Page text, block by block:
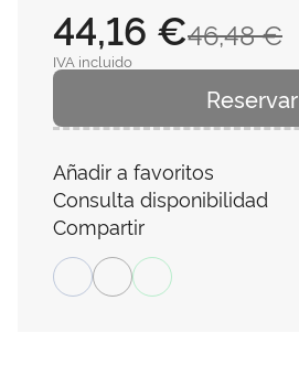
46,48 €
44,16 €
IVA incluido
Reservar
Añadir a favoritos
Consulta disponibilidad
Compartir